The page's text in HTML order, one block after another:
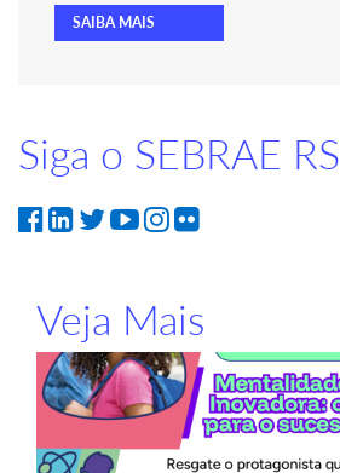
SAIBA MAIS
Siga o SEBRAE RS
Veja Mais